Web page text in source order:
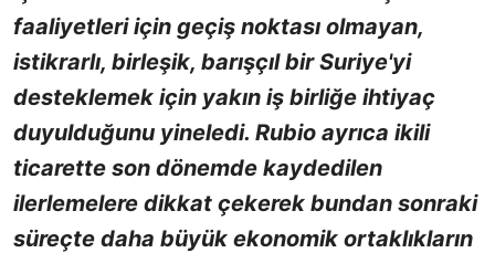
faaliyetleri için geçiş noktası olmayan,
istikrarlı, birleşik, barışçıl bir Suriye'yi
desteklemek için yakın iş birliğe ihtiyaç
duyulduğunu yineledi. Rubio ayrıca ikili
ticarette son dönemde kaydedilen
ilerlemelere dikkat çekerek bundan sonraki
süreçte daha büyük ekonomik ortaklıkların